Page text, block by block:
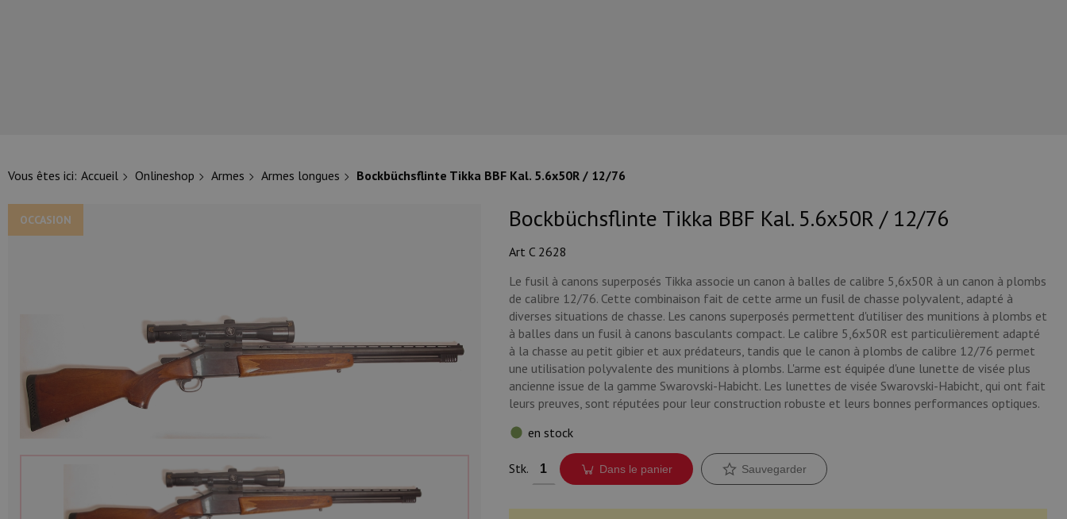
Vous êtes ici: Accueil Onlineshop Armes Armes longues Bockbüchsflinte Tikka BBF Kal. 5.6x50R / 12/76
OCCASION Bockbüchsflinte Tikka BBF Kal. 5.6x50R / 12/76
Art C 2628
Le fusil à canons superposés Tikka associe un canon à balles de calibre 5,6x50R à un canon à plombs
de calibre 12/76. Cette combinaison fait de cette arme un fusil de chasse polyvalent, adapté à
diverses situations de chasse. Les canons superposés permettent d'utiliser des munitions à plombs et
à balles dans un fusil à canons basculants compact. Le calibre 5,6x50R est particulièrement adapté
à la chasse au petit gibier et aux prédateurs, tandis que le canon à plombs de calibre 12/76 permet
une utilisation polyvalente des munitions à plombs. L'arme est équipée d'une lunette de visée plus
ancienne issue de la gamme Swarovski-Habicht. Les lunettes de visée Swarovski-Habicht, qui ont fait
leurs preuves, sont réputées pour leur construction robuste et leurs bonnes performances optiques.
en stock
Stk. Dans le panier Sauvegarder
NOS CATÉGORIES PRINCIPALES
Munitions
Armes